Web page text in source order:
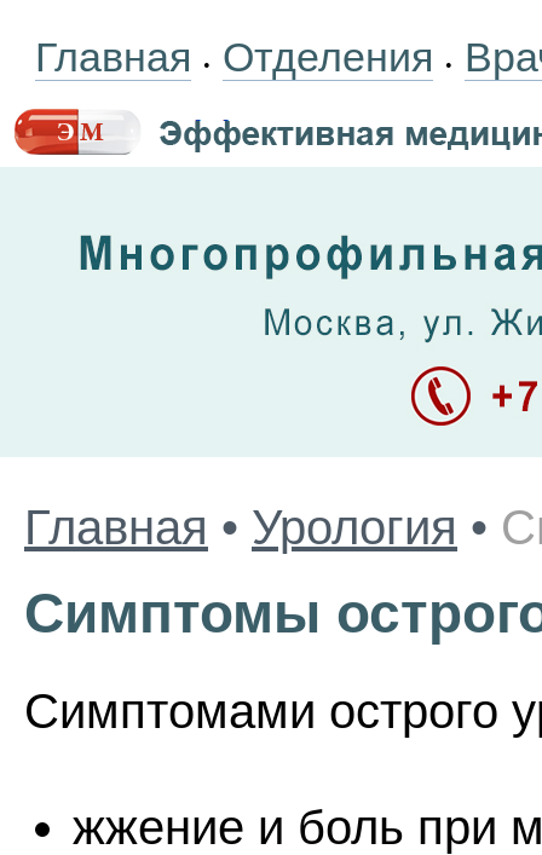
Главная • Отделения •
Главная • Урология •
Симптомы
Симптомами острого
жжение и боль при